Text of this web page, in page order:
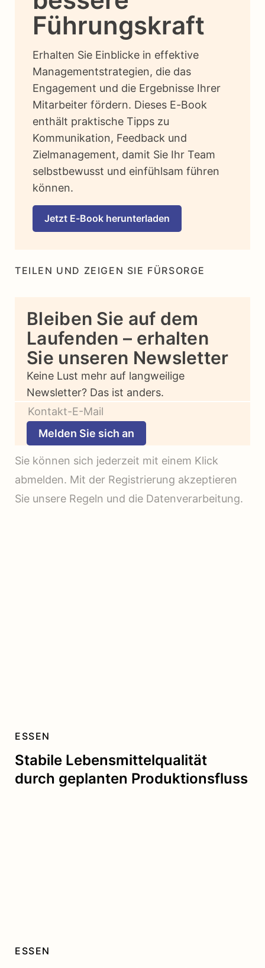
TEILEN UND ZEIGEN SIE FÜRSORGE
Bleiben Sie auf dem
Laufenden – erhalten
Sie unseren Newsletter
Keine Lust mehr auf langweilige
Newsletter? Das ist anders.
Melden Sie sich an
Sie können sich jederzeit mit einem Klick
abmelden. Mit der Registrierung akzeptieren
Sie unsere Regeln und die Datenverarbeitung.
Führungskraft
Erhalten Sie Einblicke in effektive
Managementstrategien, die das
Engagement und die Ergebnisse Ihrer
Mitarbeiter fördern. Dieses E-Book
enthält praktische Tipps zu
Kommunikation, Feedback und
Zielmanagement, damit Sie Ihr Team
selbstbewusst und einfühlsam führen
können.
Jetzt E-Book herunterladen
Stabile Lebensmittelqualität
durch geplanten Produktionsfluss
ESSEN
ESSEN